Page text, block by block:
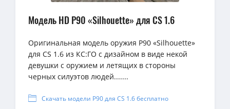
Модель HD P90 «Silhouette» для CS 1.6
Оригинальная модель оружия P90 «Silhouette»
для CS 1.6 из КС:ГО с дизайном в виде некой
девушки с оружием и летящих в стороны
черных силуэтов людей.......
Скачать модели P90 для CS 1.6 бесплатно